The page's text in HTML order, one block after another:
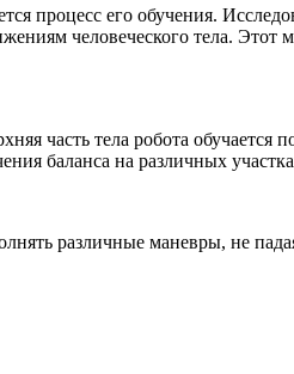
процесс его обучения.
человеческого тела.
часть тела робота
баланса на различных
различные маневры, не